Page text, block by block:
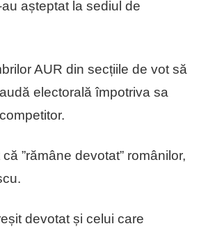
așteptat la sediul de
AUR din secțiile de vot să
electorală împotriva sa
”rămâne devotat” românilor,
devotat și celui care